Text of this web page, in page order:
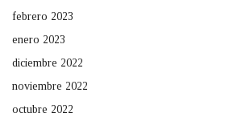
febrero 2023
enero 2023
diciembre 2022
noviembre 2022
octubre 2022